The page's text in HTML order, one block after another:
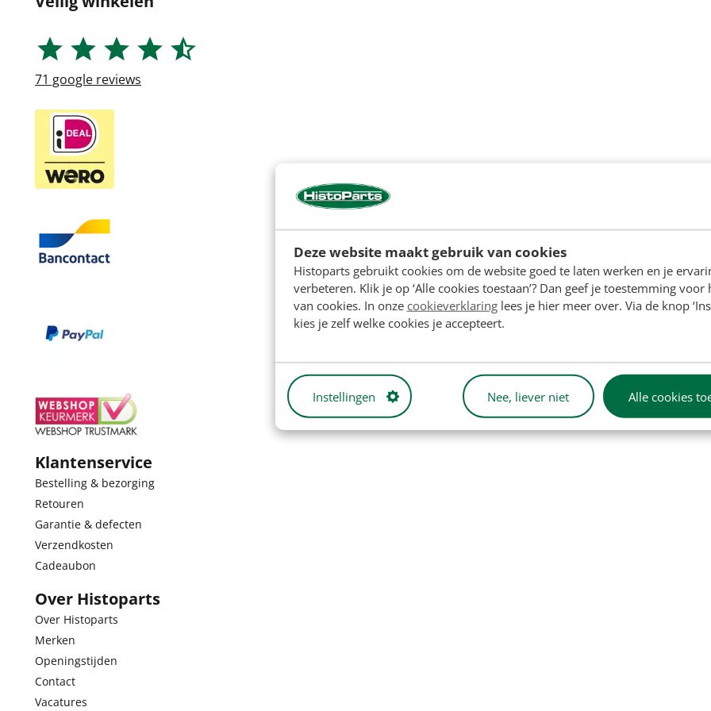
Deze website maakt gebruik van cookies
Histoparts gebruikt cookies om de website goed te laten werken en je
verbeteren. Klik je op ‘Alle cookies toestaan’? Dan geef je toestemming voor
van cookies. In onze cookieverklaringlees je hier meer over. Via de knop
kies je zelf welke cookies je accepteert.
Instellingen Nee, liever niet Alle cookies
71 google reviews
Klantenservice
Bestelling & bezorging
Retouren
Garantie & defecten
Verzendkosten
Cadeaubon
Over Histoparts
Over Histoparts
Merken
Openingstijden
Contact
Vacatures